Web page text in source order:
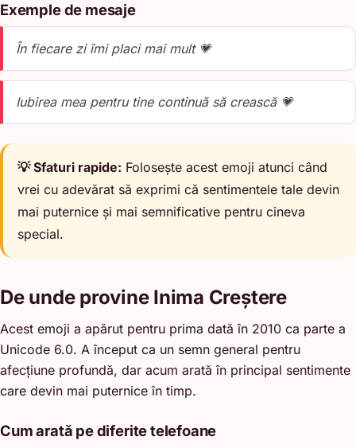
Exemple de mesaje
În fiecare zi îmi placi mai mult 💗
Iubirea mea pentru tine continuă să crească 💗
💡 Sfaturi rapide: Folosește acest emoji atunci când
vrei cu adevărat să exprimi că sentimentele tale devin
mai puternice și mai semnificative pentru cineva
special.
De unde provine Inima Creștere
Acest emoji a apărut pentru prima dată în 2010 ca parte a
Unicode 6.0. A început ca un semn general pentru
afecțiune profundă, dar acum arată în principal sentimente
care devin mai puternice în timp.
Cum arată pe diferite telefoane